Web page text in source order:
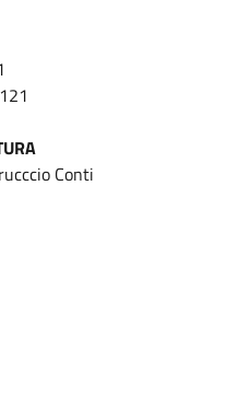
Conti